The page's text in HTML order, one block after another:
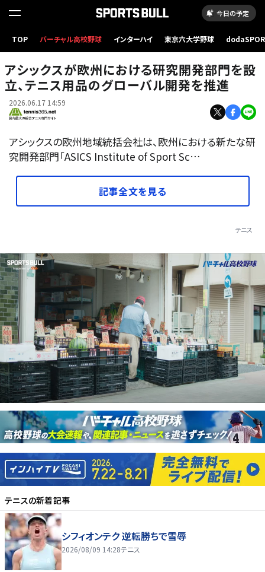
今日の予定
TOP バーチャル高校野球 インターハイ 東京六大学野球
アシックスが欧州における研究開発部門を設
立、テニス用品のグローバル開発を推進
2026.06.17 14:59
アシックスの欧州地域統括会社は、欧州における新たな研
究開発部門「ASICS Institute of Sport Sc…
記事全文を見る
テニス
テニスの新着記事
シフィオンテク 逆転勝ちで雪辱
2026/08/09 14:28テニス